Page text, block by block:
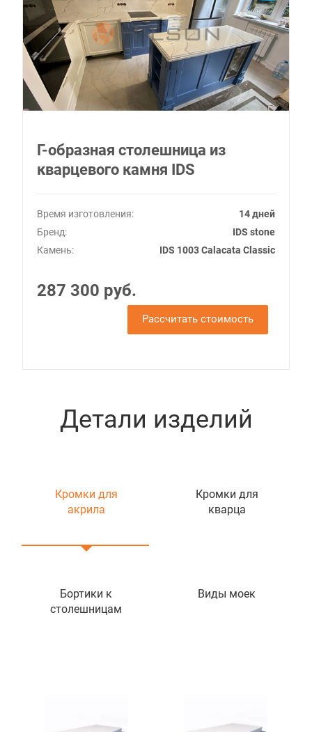
Г-образная столешница из
кварцевого камня IDS
Время изготовления:
14 дней
Бренд:
IDS stone
Камень:
IDS 1003 Calacata Classic
287 300 руб.
Рассчитать стоимость
Детали изделий
Кромки для
акрила
Кромки для
кварца
Бортики к
столешницам
Виды моек